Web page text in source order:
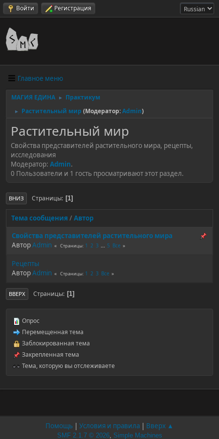
Войти Регистрация
Главное меню
МАГИЯ ЕДИНА ► Практикум
► Растительный мир (Модератор:Admin)
Растительный мир
Свойства представителей растительного мира, рецепты,
исследования
Модератор: Admin.
0 Пользователи и 1 гость просматривают этот раздел.
ВНИЗ Страницы 1
Тема сообщения / Автор
Свойства представителей растительного мира
АвторAdmin Страницы 1 2 3 ... 5 Все
Рецепты
АвторAdmin Страницы 1 2 3 Все
ВВЕРХ Страницы 1
Опрос
Перемещенная тема
Заблокированная тема
Закрепленная тема
Тема, которую вы отслеживаете
Помощь Условия и правила Вверх ▲
SMF 2.1.7 © 2026, Simple Machines